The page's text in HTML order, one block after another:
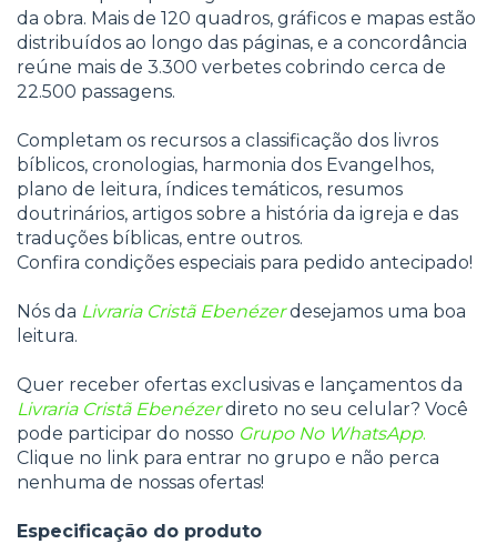
da obra. Mais de 120 quadros, gráficos e mapas estão
distribuídos ao longo das páginas, e a concordância
reúne mais de 3.300 verbetes cobrindo cerca de
22.500 passagens.
Completam os recursos a classificação dos livros
bíblicos, cronologias, harmonia dos Evangelhos,
plano de leitura, índices temáticos, resumos
doutrinários, artigos sobre a história da igreja e das
traduções bíblicas, entre outros.
Confira condições especiais para pedido antecipado!
Nós da Livraria Cristã Ebenézerdesejamos uma boa
leitura.
Quer receber ofertas exclusivas e lançamentos da
Livraria Cristã Ebenézer direto no seu celular? Você
pode participar do nosso Grupo No WhatsApp.
Clique no link para entrar no grupo e não perca
nenhuma de nossas ofertas!
Especificação do produto